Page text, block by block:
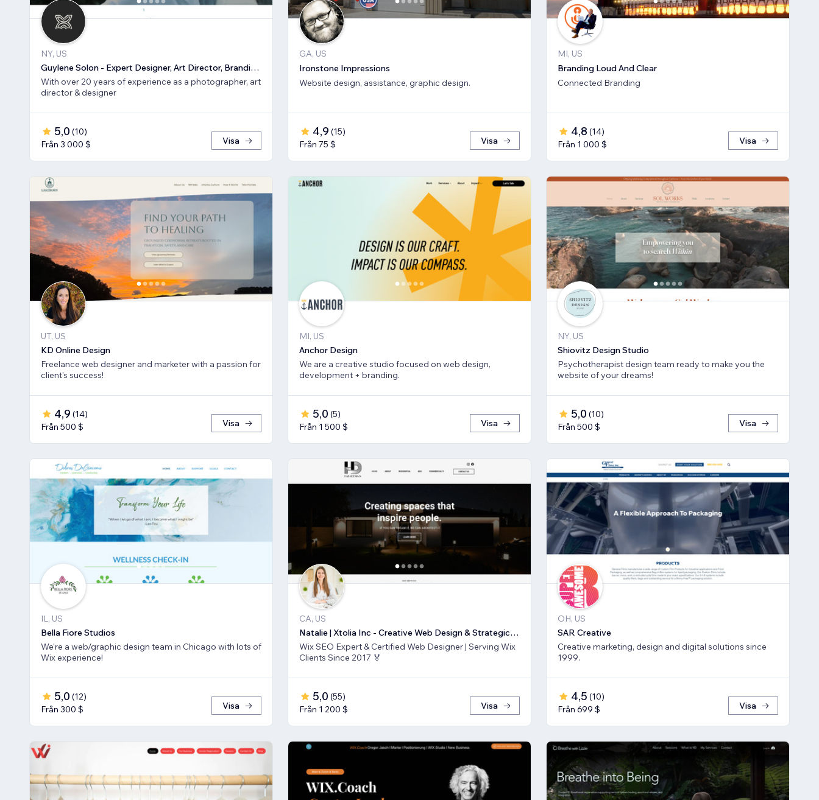
NY, US
Guylene Solon - Expert Designer, Art Director, Branding, SEO
With over 20 years of experience as a photographer, art
director & designer
5,0 (10)
Från 3 000 $
Visa
GA, US
Ironstone Impressions
Website design, assistance, graphic design.
4,9 (15)
Från 75 $
Visa
MI, US
Branding Loud And Clear
Connected Branding
4,8 (14)
Från 1 000 $
Visa
UT, US
KD Online Design
Freelance web designer and marketer with a passion for
client's success!
4,9 (14)
Från 500 $
Visa
MI, US
Anchor Design
We are a creative studio focused on web design,
development + branding.
5,0 (5)
Från 1 500 $
Visa
NY, US
Shiovitz Design Studio
Psychotherapist design team ready to make you the
website of your dreams!
5,0 (10)
Från 500 $
Visa
IL, US
Bella Fiore Studios
We're a web/graphic design team in Chicago with lots of
Wix experience!
5,0 (12)
Från 300 $
Visa
CA, US
Natalie | Xtolia Inc - Creative Web Design & Strategic Marketing Agency
Wix SEO Expert & Certified Web Designer | Serving Wix
Clients Since 2017 🏅
5,0 (55)
Från 1 200 $
Visa
OH, US
SAR Creative
Creative marketing, design and digital solutions since
1999.
4,5 (10)
Från 699 $
Visa